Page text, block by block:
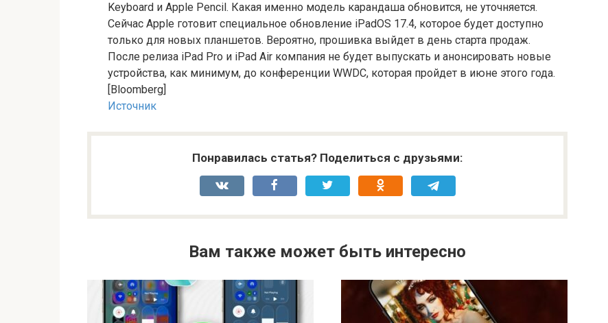
Keyboard и Apple Pencil. Какая именно модель карандаша обновится, не уточняется.
Сейчас Apple готовит специальное обновление iPadOS 17.4, которое будет доступно
только для новых планшетов. Вероятно, прошивка выйдет в день старта продаж.
После релиза iPad Pro и iPad Air компания не будет выпускать и анонсировать новые
устройства, как минимум, до конференции WWDC, которая пройдет в июне этого года.
[Bloomberg]
Источник
Понравилась статья? Поделиться с друзьями:
Вам также может быть интересно